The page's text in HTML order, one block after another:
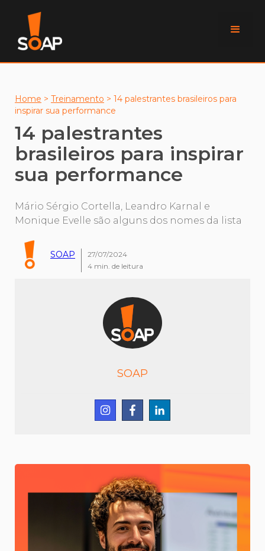
Home > Treinamento > 14 palestrantes brasileiros para
inspirar sua performance
14 palestrantes
brasileiros para inspirar
sua performance
Mário Sérgio Cortella, Leandro Karnal e
Monique Evelle são alguns dos nomes da lista
SOAP
27/07/2024
4 min. de leitura
SOAP